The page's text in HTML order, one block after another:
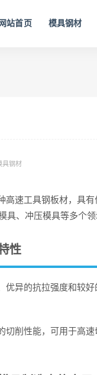
网站首页 模具钢材
具钢材
高速工具钢板材，具
具、冲压模具等多个
性
优异的抗拉强度和较
切削性能，可用于高